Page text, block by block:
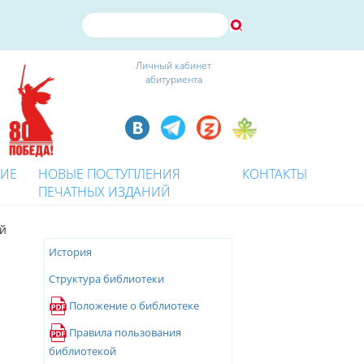
Личный кабинет
абитуриента
НОВЫЕ ПОСТУПЛЕНИЯ
ПЕЧАТНЫХ ИЗДАНИЙ
КОНТАКТЫ
История
Структура библиотеки
Положение о библиотеке
Правила пользования
библиотекой